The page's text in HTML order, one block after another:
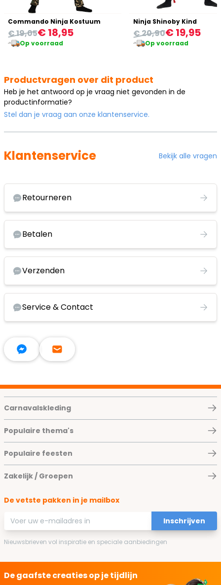
Commando Ninja Kostuum
€ 18,95
€ 19,05
Op voorraad
Ninja Shinoby Kind
€ 19,95
€ 20,90
Op voorraad
Productvragen over dit product
Heb je het antwoord op je vraag niet gevonden in de
productinformatie?
Stel dan je vraag aan onze klantenservice.
Klantenservice Bekijk alle vragen
Retourneren
Betalen
Verzenden
Service & Contact
Carnavalskleding
Populaire thema's
Populaire feesten
Zakelijk / Groepen
De vetste pakken in je mailbox
E-mailadres
Inschrijven
Nieuwsbrieven vol inspiratie en speciale aanbiedingen
De gaafste creaties op je tijdlijn